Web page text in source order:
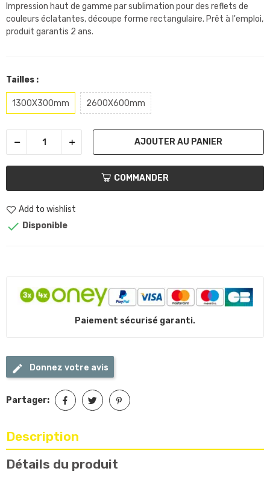
Impression haut de gamme par sublimation pour des reflets de
couleurs éclatantes, découpe forme rectangulaire. Prêt à l'emploi,
produit garantis 2 ans.
Tailles :
1300X300mm 2600X600mm
AJOUTER AU PANIER
COMMANDER
Add to wishlist
 Disponible
Paiement sécurisé garanti.
Donnez votre avis
Partager:
Description
Détails du produit